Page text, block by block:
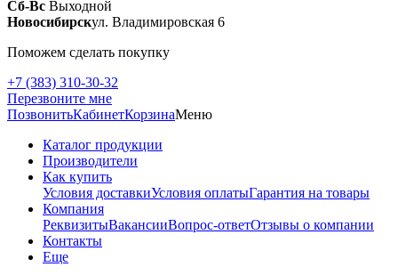
Сб-Вс Выходной
Новосибирскул. Владимировская 6
Поможем сделать покупку
+7 (383) 310-30-32
Перезвоните мне
ПозвонитьКабинетКорзинаМеню
Каталог продукции
Производители
Как купить
Условия доставкиУсловия оплатыГарантия на товары
Компания
РеквизитыВакансииВопрос-ответОтзывы о компании
Контакты
Еще